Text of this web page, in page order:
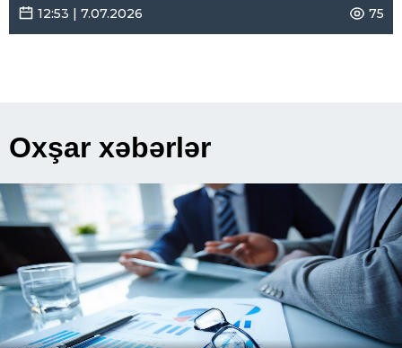
12:53 | 7.07.2026 75
Oxşar xəbərlər